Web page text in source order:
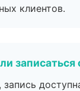
клиентов.
записаться
запись